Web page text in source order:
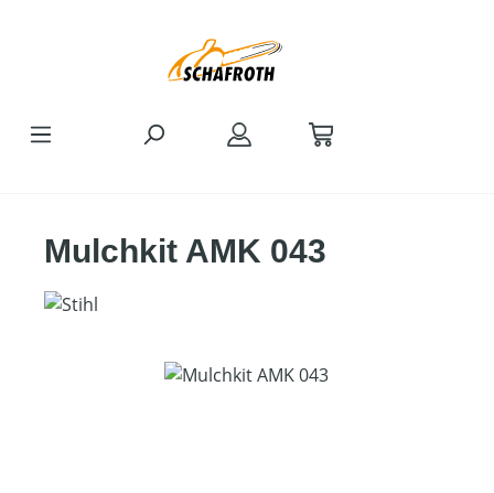
Mulchkit AMK 043
Bildergalerie überspringen